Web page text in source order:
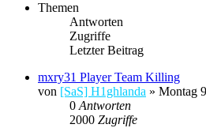
Themen
Antworten
Zugriffe
Letzter Beitrag
mxry31 Player Team Killing
von [SaS] H1ghlanda » Montag
0 Antworten
2000 Zugriffe